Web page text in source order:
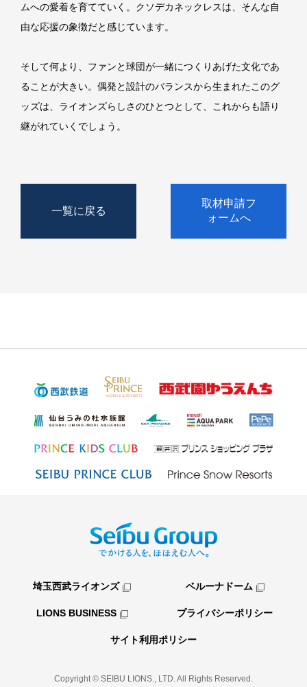
ムへの愛着を育てていく。クソデカネックレスは、そんな自
由な応援の象徴だと感じています。
そして何より、ファンと球団が一緒につくりあげた文化であ
ることが大きい。偶発と設計のバランスから生まれたこのグ
ッズは、ライオンズらしさのひとつとして、これからも語り
継がれていくでしょう。
一覧に戻る
取材申請フ
ォームへ
埼玉西武ライオンズ ベルーナドーム
LIONS BUSINESS プライバシーポリシー
サイト利用ポリシー
Copyright © SEIBU LIONS., LTD. All Rights Reserved.